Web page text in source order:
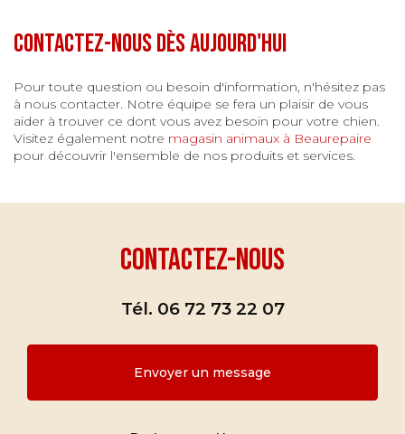
Contactez-nous dès aujourd'hui
Pour toute question ou besoin d'information, n'hésitez pas
à nous contacter. Notre équipe se fera un plaisir de vous
aider à trouver ce dont vous avez besoin pour votre chien.
Visitez également notre magasin animaux à Beaurepaire
pour découvrir l'ensemble de nos produits et services.
Contactez-nous
Tél. 06 72 73 22 07
Envoyer un message